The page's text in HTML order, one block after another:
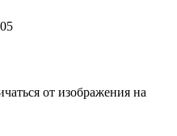
от изображения на